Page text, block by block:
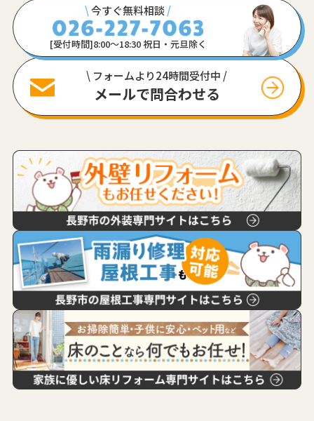
\今すぐ無料相談/
[受付時間]8:00〜18:30 祝日・元旦除く
\ フォームより24時間受付中 /
メールで問合わせる